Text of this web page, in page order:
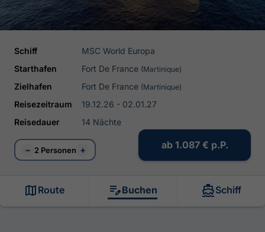
Schiff
MSC World Europa
Starthafen
Fort De France (Martinique)
Zielhafen Fort De France (Martinique)
Reisezeitraum
19.12.26 - 02.01.27
Reisedauer
14 Nächte
− 2 Personen + ab 1.087 € p.P.
Route Buchen Schiff